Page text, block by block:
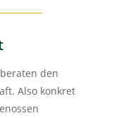
den
Also konkret